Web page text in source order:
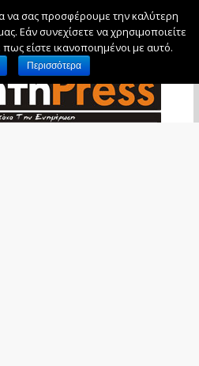
2026
να σας προσφέρουμε την καλύτερη
Εάν συνεχίσετε να χρησιμοποιείτε
είστε ικανοποιημένοι με αυτό.
Περισσότερα